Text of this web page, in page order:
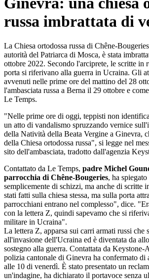
russa imbrattata di
La Chiesa ortodossa russa di Chêne-
autorità del Patriarca di Mosca, è stata
ottobre 2022. Secondo l'arciprete, le scritte in
porta si riferivano alla guerra in Ucraina. Gli
avvenuti nelle prime ore del mattino del 28
l'ambasciata russa a Berna il 29 ottobre e
Le Temps.
"Nelle prime ore di oggi, teppisti non
un atto di vandalismo spruzzando vernice
della Natività della Beata Vergine a Ginevra,
della Chiesa ortodossa russa", si legge nel
sito dell'ambasciata, tradotto dall'agenzia
Contattato da Le Temps, padre Michel
parrocchia di Chêne-Bougeries, ha
semplicemente di schizzi, ma anche di scritte
stati fatti sulla chiesa stessa, ma sulla porta
parrocchiani entrano nel complesso", dice.
con la lettera Z, quindi sapevamo che si
militare in Ucraina".
La lettera Z, apparsa sui carri armati russi che
all'invasione dell'Ucraina ed è diventata da
sostegno alla guerra. Contattata da Keystone-
polizia cantonale di Ginevra ha confermato di
alle 10 di venerdì. È stato presentato un
un'indagine, ha dichiarato il portavoce senza